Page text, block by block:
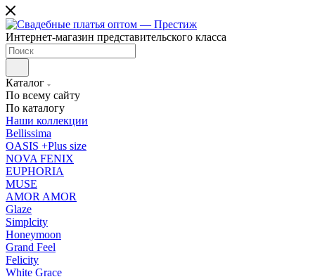
Интернет-магазин представительского класса
Каталог
По всему сайту
По каталогу
Наши коллекции
Bellissima
OASIS +Plus size
NOVA FENIX
EUPHORIA
MUSE
AMOR AMOR
Glaze
Simplcity
Honeymoon
Grand Feel
Felicity
White Grace